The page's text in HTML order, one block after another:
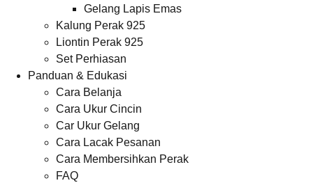
Gelang Lapis Emas
Kalung Perak 925
Liontin Perak 925
Set Perhiasan
Panduan & Edukasi
Cara Belanja
Cara Ukur Cincin
Car Ukur Gelang
Cara Lacak Pesanan
Cara Membersihkan Perak
FAQ